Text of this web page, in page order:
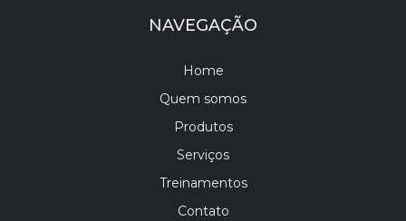
NAVEGAÇÃO
Home
Quem somos
Produtos
Serviços
Treinamentos
Contato